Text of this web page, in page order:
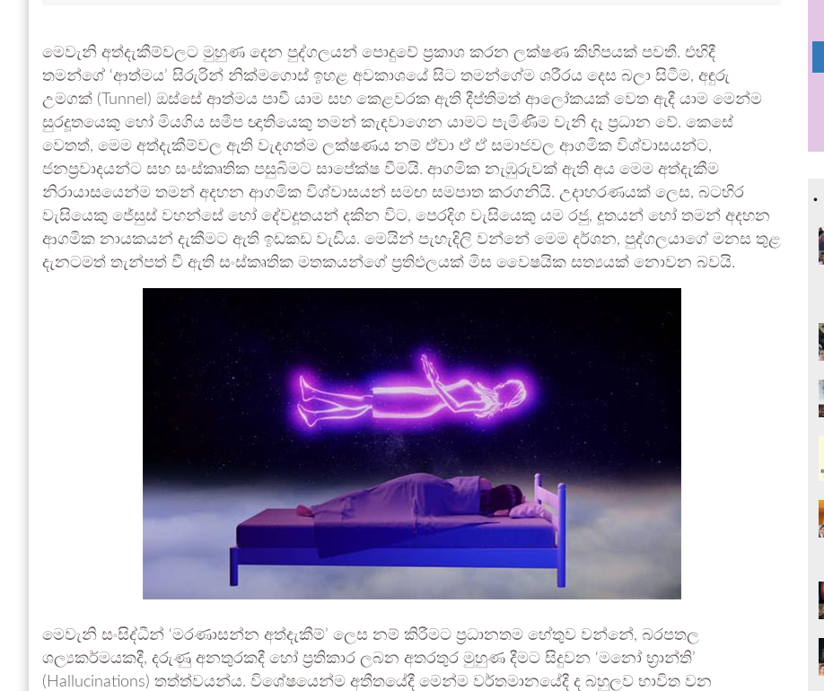
මෙවැනි අත්දැකීම්වලට මුහුණ දෙන පුද්ගලයන් පොදුවේ ප්‍රකාශ කරන ලක්ෂණ කිහිපයක් පවතී. එහිදී
තමන්ගේ ‘ආත්මය’ සිරුරින් නික්මගොස් ඉහළ අවකාශයේ සිට තමන්ගේම ශරීරය දෙස බලා සිටීම, අඳුරු
උමගක් (Tunnel) ඔස්සේ ආත්මය පාවී යාම සහ කෙළවරක ඇති දීප්තිමත් ආලෝකයක් වෙත ඇදී යාම මෙන්ම
සුරදූතයෙකු හෝ මියගිය සමීප ඥාතියෙකු තමන් කැඳවාගෙන යාමට පැමිණීම වැනි දෑ ප්‍රධාන වේ. කෙසේ
වෙතත්, මෙම අත්දැකීම්වල ඇති වැදගත්ම ලක්ෂණය නම් ඒවා ඒ ඒ සමාජවල ආගමික විශ්වාසයන්ට,
ජනප්‍රවාදයන්ට සහ සංස්කෘතික පසුබිමට සාපේක්ෂ වීමයි. ආගමික නැඹුරුවක් ඇති අය මෙම අත්දැකීම
නිරායාසයෙන්ම තමන් අදහන ආගමික විශ්වාසයන් සමඟ සමපාත කරගනියි. උදාහරණයක් ලෙස, බටහිර
වැසියෙකු ජේසුස් වහන්සේ හෝ දේවදූතයන් දකින විට, පෙරදිග වැසියෙකු යම රජු, දූතයන් හෝ තමන් අදහන
ආගමික නායකයන් දැකීමට ඇති ඉඩකඩ වැඩිය. මෙයින් පැහැදිලි වන්නේ මෙම දර්ශන, පුද්ගලයාගේ මනස තුළ
දැනටමත් තැන්පත් වී ඇති සංස්කෘතික මතකයන්ගේ ප්‍රතිඵලයක් මිස වෛෂයික සත්‍යයක් නොවන බවයි.
මෙවැනි සංසිද්ධීන් ‘මරණාසන්න අත්දැකීම්’ ලෙස නම් කිරීමට ප්‍රධානතම හේතුව වන්නේ, බරපතල
ශල්‍යකර්මයකදී, දරුණු අනතුරකදී හෝ ප්‍රතිකාර ලබන අතරතුර මුහුණ දීමට සිදුවන ‘මනෝ භ්‍රාන්ති’
(Hallucinations) තත්ත්වයන්ය. විශේෂයෙන්ම අතීතයේදී මෙන්ම වර්තමානයේදී ද බහුලව භාවිත වන
.